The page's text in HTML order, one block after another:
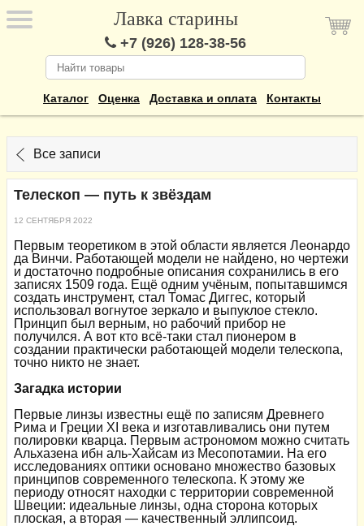
Лавка старины
+7 (926) 128-38-56
Каталог Оценка Доставка и оплата Контакты
Все записи
Телескоп — путь к звёздам
12 СЕНТЯБРЯ 2022
Первым теоретиком в этой области является Леонардо
да Винчи. Работающей модели не найдено, но чертежи
и достаточно подробные описания сохранились в его
записях 1509 года. Ещё одним учёным, попытавшимся
создать инструмент, стал Томас Диггес, который
использовал вогнутое зеркало и выпуклое стекло.
Принцип был верным, но рабочий прибор не
получился. А вот кто всё-таки стал пионером в
создании практически работающей модели телескопа,
точно никто не знает.
Загадка истории
Первые линзы известны ещё по записям Древнего
Рима и Греции XI века и изготавливались они путем
полировки кварца. Первым астрономом можно считать
Альхазена ибн аль-Хайсам из Месопотамии. На его
исследованиях оптики основано множество базовых
принципов современного телескопа. К этому же
периоду относят находки с территории современной
Швеции: идеальные линзы, одна сторона которых
плоская, а вторая — качественный эллипсоид.